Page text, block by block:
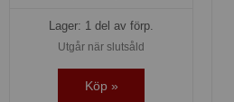
Lager: 1 del av förp.
Utgår när slutsåld
Köp »